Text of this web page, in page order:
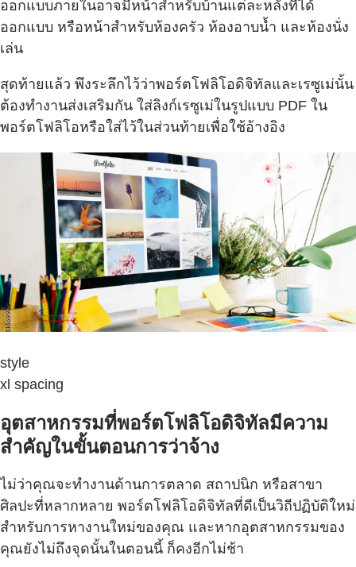
ออกแบบภายในอาจมีหน้าสำหรับบ้านแต่ละหลังที่ได้
ออกแบบ หรือหน้าสำหรับห้องครัว ห้องอาบน้ำ และห้องนั่ง
เล่น
สุดท้ายแล้ว พึงระลึกไว้ว่าพอร์ตโฟลิโอดิจิทัลและเรซูเม่นั้น
ต้องทำงานส่งเสริมกัน ใส่ลิงก์เรซูเม่ในรูปแบบ PDF ใน
พอร์ตโฟลิโอหรือใส่ไว้ในส่วนท้ายเพื่อใช้อ้างอิง
style
xl spacing
อุตสาหกรรมที่พอร์ตโฟลิโอดิจิทัลมีความ
สำคัญในขั้นตอนการว่าจ้าง
ไม่ว่าคุณจะทำงานด้านการตลาด สถาปนิก หรือสาขา
ศิลปะที่หลากหลาย พอร์ตโฟลิโอดิจิทัลที่ดีเป็นวิถีปฏิบัติใหม่
สำหรับการหางานใหม่ของคุณ และหากอุตสาหกรรมของ
คุณยังไม่ถึงจุดนั้นในตอนนี้ ก็คงอีกไม่ช้า